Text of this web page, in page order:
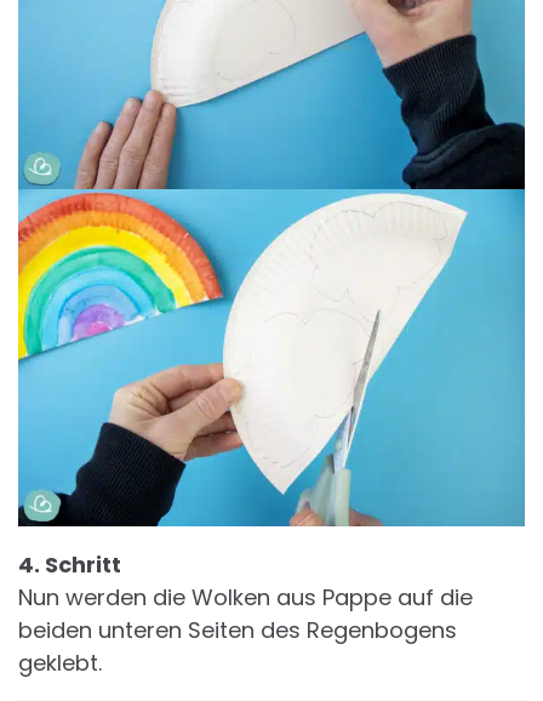
4. Schritt
Nun werden die Wolken aus Pappe auf die
beiden unteren Seiten des Regenbogens
geklebt.